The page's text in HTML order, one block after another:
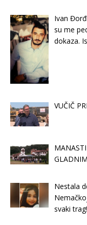
Ivan
su me
dokaza.
VUČIČ
Nestala
svaki trag!